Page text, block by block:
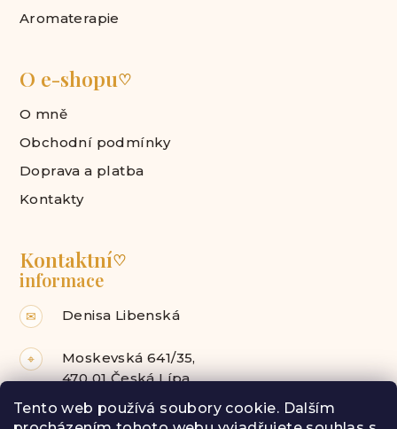
Tento web používá soubory cookie. Dalším
Aromaterapie
O e-shopu♡
O mně
Obchodní podmínky
Doprava a platba
Kontakty
Kontaktní♡
informace
✉ Denisa Libenská
⌖
Moskevská 641/35,
470 01 Česká Lípa